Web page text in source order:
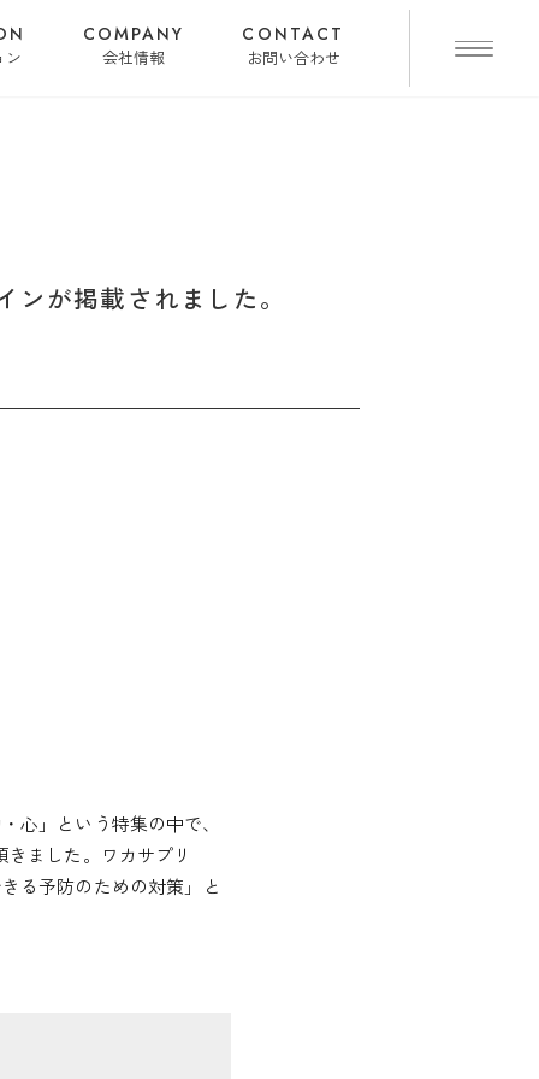
ン
COMPANY
会社情報
CONTACT
お問い合わせ
が掲載されました。
心」という特集の中で、
ました。ワカサプリ
る予防のための対策」と